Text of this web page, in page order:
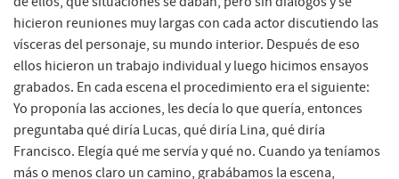
hicieron reuniones muy largas con cada actor discutiendo las
vísceras del personaje, su mundo interior. Después de eso
ellos hicieron un trabajo individual y luego hicimos ensayos
grabados. En cada escena el procedimiento era el siguiente:
Yo proponía las acciones, les decía lo que quería, entonces
preguntaba qué diría Lucas, qué diría Lina, qué diría
Francisco. Elegía qué me servía y qué no. Cuando ya teníamos
más o menos claro un camino, grabábamos la escena,